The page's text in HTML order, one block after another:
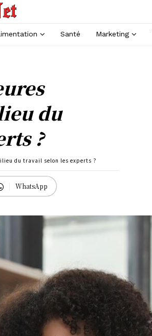
Santé Marketing
du
?
du travail selon les experts ?
WhatsApp